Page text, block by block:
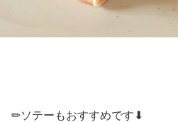
✏︎ソテーもおすすめです⬇︎